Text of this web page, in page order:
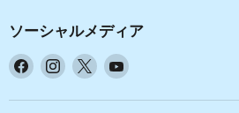
ソーシャルメディア
Facebook
見
Instagram
見
X
見
YouTube
見